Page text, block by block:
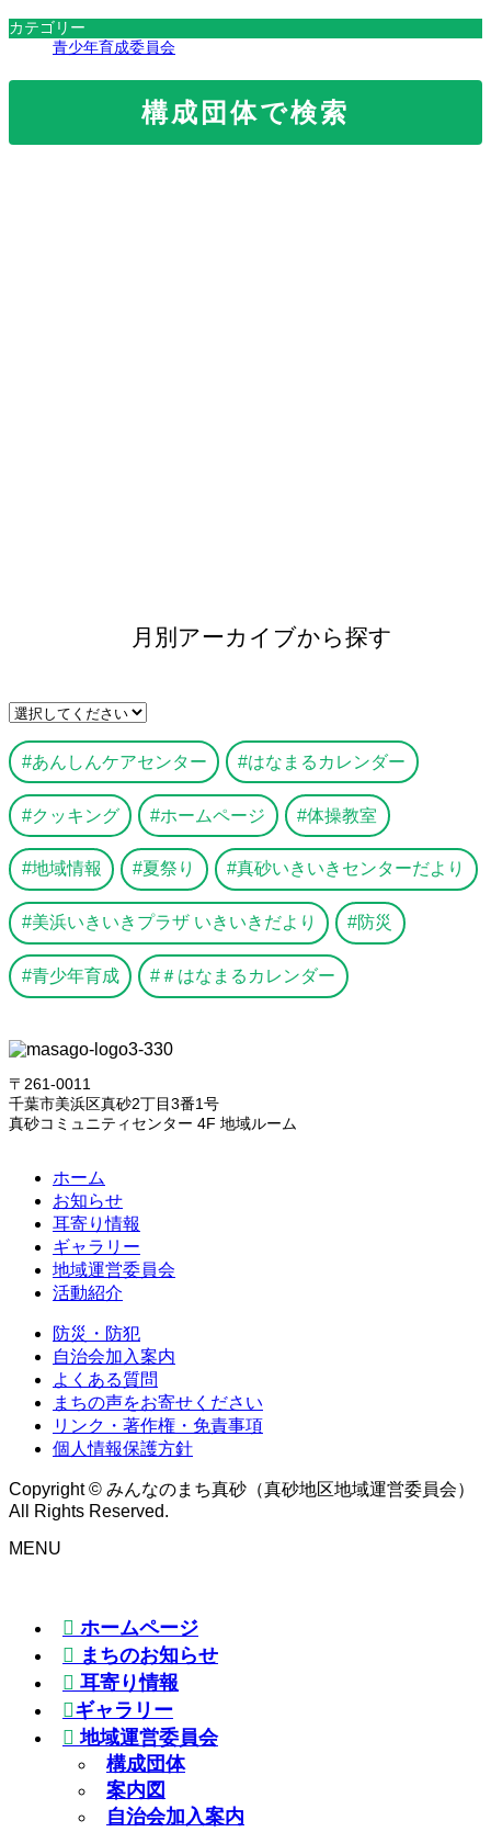
カテゴリー
青少年育成委員会
構成団体で検索
月別アーカイブから探す
あんしんケアセンター はなまるカレンダー
クッキング ホームページ 体操教室
地域情報 夏祭り 真砂いきいきセンターだより
美浜いきいきプラザ いきいきだより 防災
青少年育成 ＃はなまるカレンダー
〒261-0011
千葉市美浜区真砂2丁目3番1号
真砂コミュニティセンター 4F 地域ルーム
ホーム
お知らせ
耳寄り情報
ギャラリー
地域運営委員会
活動紹介
防災・防犯
自治会加入案内
よくある質問
まちの声をお寄せください
リンク・著作権・免責事項
個人情報保護方針
Copyright © みんなのまち真砂（真砂地区地域運営委員会）
All Rights Reserved.
MENU
ホームページ
まちのお知らせ
耳寄り情報
ギャラリー
地域運営委員会
構成団体
案内図
自治会加入案内